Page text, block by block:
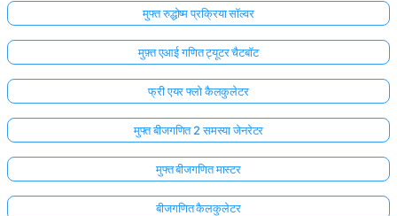
मुफ्त रुद्धोष्म प्रक्रिया सॉल्वर
मुफ़्त एआई गणित ट्यूटर चैटबॉट
फ्री एयर फ्लो कैलकुलेटर
मुफ्त बीजगणित 2 समस्या जेनरेटर
मुफ्त बीजगणित मास्टर
बीजगणित कैलकुलेटर